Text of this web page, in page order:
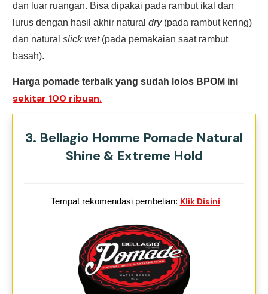
dan luar ruangan. Bisa dipakai pada rambut ikal dan
lurus dengan hasil akhir natural dry(pada rambut kering)
dan natural slick wet(pada pemakaian saat rambut
basah).
Harga pomade terbaik yang sudah lolos BPOM ini
sekitar 100 ribuan.
3. Bellagio Homme Pomade Natural
Shine & Extreme Hold
Tempat rekomendasi pembelian: Klik Disini